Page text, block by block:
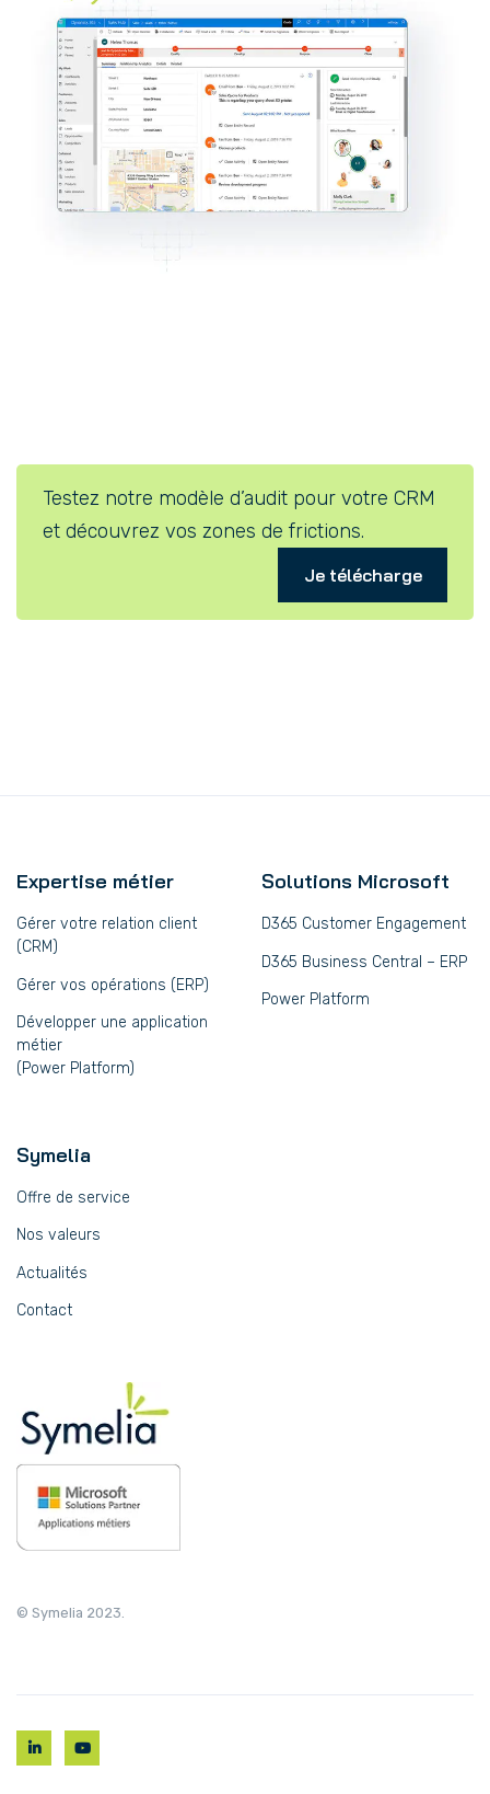
Testez notre modèle d’audit pour votre CRM
et découvrez vos zones de frictions.
Je télécharge
Expertise métier
Gérer votre relation client
(CRM)
Gérer vos opérations (ERP)
Développer une application
métier
(Power Platform)
Solutions Microsoft
D365 Customer Engagement
D365 Business Central – ERP
Power Platform
Symelia
Offre de service
Nos valeurs
Actualités
Contact
© Symelia 2023.